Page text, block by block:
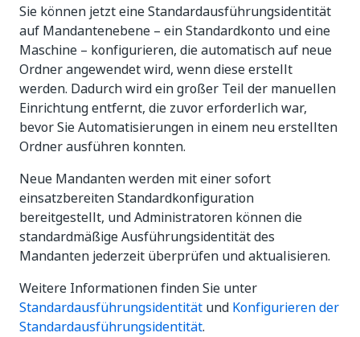
Sie können jetzt eine Standardausführungsidentität
auf Mandantenebene – ein Standardkonto und eine
Maschine – konfigurieren, die automatisch auf neue
Ordner angewendet wird, wenn diese erstellt
werden. Dadurch wird ein großer Teil der manuellen
Einrichtung entfernt, die zuvor erforderlich war,
bevor Sie Automatisierungen in einem neu erstellten
Ordner ausführen konnten.
Neue Mandanten werden mit einer sofort
einsatzbereiten Standardkonfiguration
bereitgestellt, und Administratoren können die
standardmäßige Ausführungsidentität des
Mandanten jederzeit überprüfen und aktualisieren.
Weitere Informationen finden Sie unter
Standardausführungsidentität und Konfigurieren der
Standardausführungsidentität.